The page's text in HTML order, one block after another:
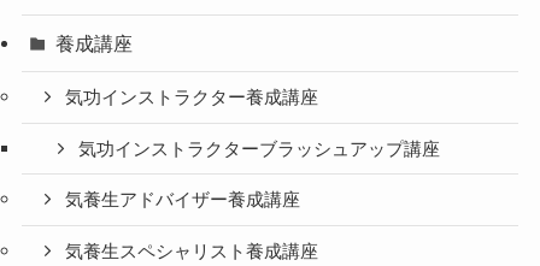
養成講座
気功インストラクター養成講座
気功インストラクターブラッシュアップ講座
気養生アドバイザー養成講座
気養生スペシャリスト養成講座